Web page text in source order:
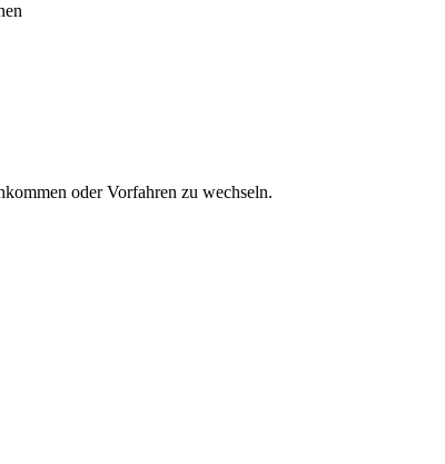
oder Vorfahren zu wechseln.